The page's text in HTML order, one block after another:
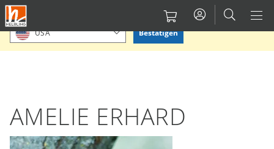
Direkt
zum
Inhalt
Bitte Standort bestätigen oder einen anderen auswählen.
USA Bestätigen
AMELIE ERHARD